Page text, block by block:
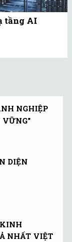
tầng AI
NGHIỆP
VỮNG"
DIỆN
NHẤT VIỆT